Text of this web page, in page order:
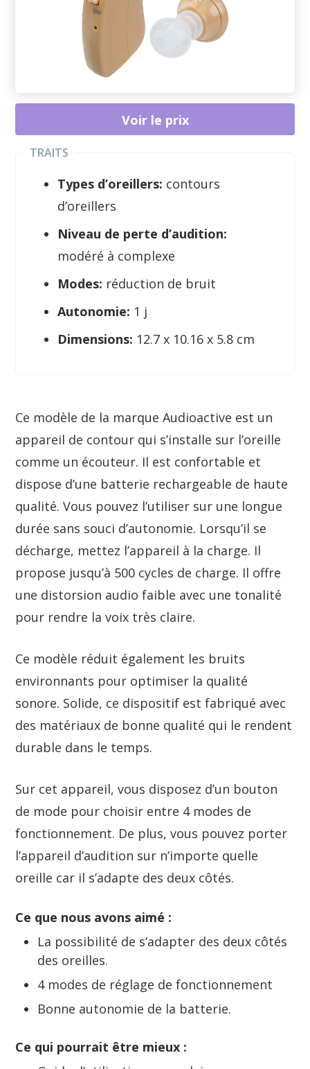
TRAITS
Types d’oreillers: contours
d’oreillers
Niveau de perte d’audition:
modéré à complexe
Modes: réduction de bruit
Autonomie: 1 j
Dimensions: 12.7 x 10.16 x 5.8 cm
Voir le prix
Ce modèle de la marque Audioactive est un
appareil de contour qui s’installe sur l’oreille
comme un écouteur. Il est confortable et
dispose d’une batterie rechargeable de haute
qualité. Vous pouvez l’utiliser sur une longue
durée sans souci d’autonomie. Lorsqu’il se
décharge, mettez l’appareil à la charge. Il
propose jusqu’à 500 cycles de charge. Il offre
une distorsion audio faible avec une tonalité
pour rendre la voix très claire.
Ce modèle réduit également les bruits
environnants pour optimiser la qualité
sonore. Solide, ce dispositif est fabriqué avec
des matériaux de bonne qualité qui le rendent
durable dans le temps.
Sur cet appareil, vous disposez d’un bouton
de mode pour choisir entre 4 modes de
fonctionnement. De plus, vous pouvez porter
l’appareil d’audition sur n’importe quelle
oreille car il s’adapte des deux côtés.
Ce que nous avons aimé :
La possibilité de s’adapter des deux côtés
des oreilles.
4 modes de réglage de fonctionnement
Bonne autonomie de la batterie.
Ce qui pourrait être mieux :